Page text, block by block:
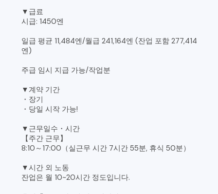
▼급료
시급: 1450엔
일급 평균 11,484엔/월급 241,164엔 (잔업 포함 277,414
엔)
주급 임시 지급 가능/작업분
▼계약 기간
・장기
・당일 시작 가능!
▼근무일수・시간
【주간 근무】
8:10～17:00（실근무 시간 7시간 55분, 휴식 50분）
▼시간 외 노동
잔업은 월 10~20시간 정도입니다.